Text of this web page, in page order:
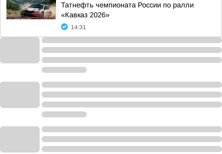
Татнефть чемпионата России по ралли
«Кавказ 2026»
14:31